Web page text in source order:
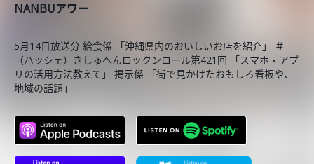
NANBUアワー
5月14日放送分 給食係 「沖縄県内のおいしいお店を紹介」 ＃
（ハッシェ）きしゅへんロックンロール第421回 「スマホ・アプ
リの活用方法教えて」 掲示係 「街で見かけたおもしろ看板や、
地域の話題」